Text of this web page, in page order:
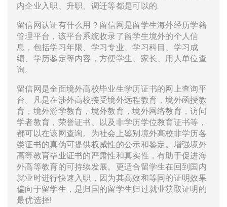
内企业入职、升职、调迁等都是可以的.
留信网认证有什么用？留信网是留学生海外经历学籍
管理平台，该平台系统收录了留学生境外的个人信
息，包括学习年限、学习专业、学习科目、学习成
绩、学历鉴定等内容，方便学生、家长、用人单位查
询。
留信网是全面境外高校毕业生学历证书的网上查询平
台。凡是在涉外高校接受境外远程教育，境外函授教
育，境外游学教育，境外教育，境外网络教育，访问
学者教育，荣誉证书、以及非学历学位教育证书等，
都可以在该网查询。为社会上鉴别境外高校非学历各
类证书的真伪可提供权威性的公示和鉴定。增强境外
高等教育毕业证书的严肃性和真实性，有助于促进海
外高等教育的可持续发展。更适合留学生在回到国内
就业时进行快速入职，因为其高效和等同的证明效果
偏向于留学生，是归国的留学生归过就业获取证明的
最优选择!